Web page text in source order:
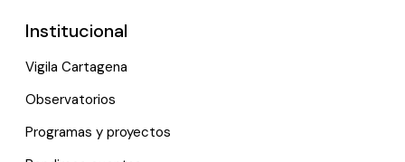
Institucional
Vigila Cartagena
Observatorios
Programas y proyectos